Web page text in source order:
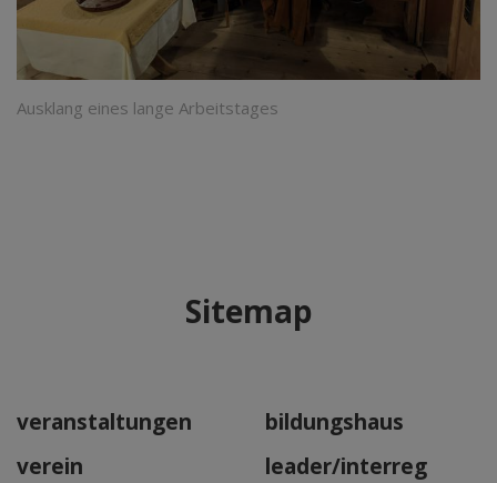
Ausklang eines lange Arbeitstages
Sitemap
veranstaltungen
bildungshaus
verein
leader/interreg